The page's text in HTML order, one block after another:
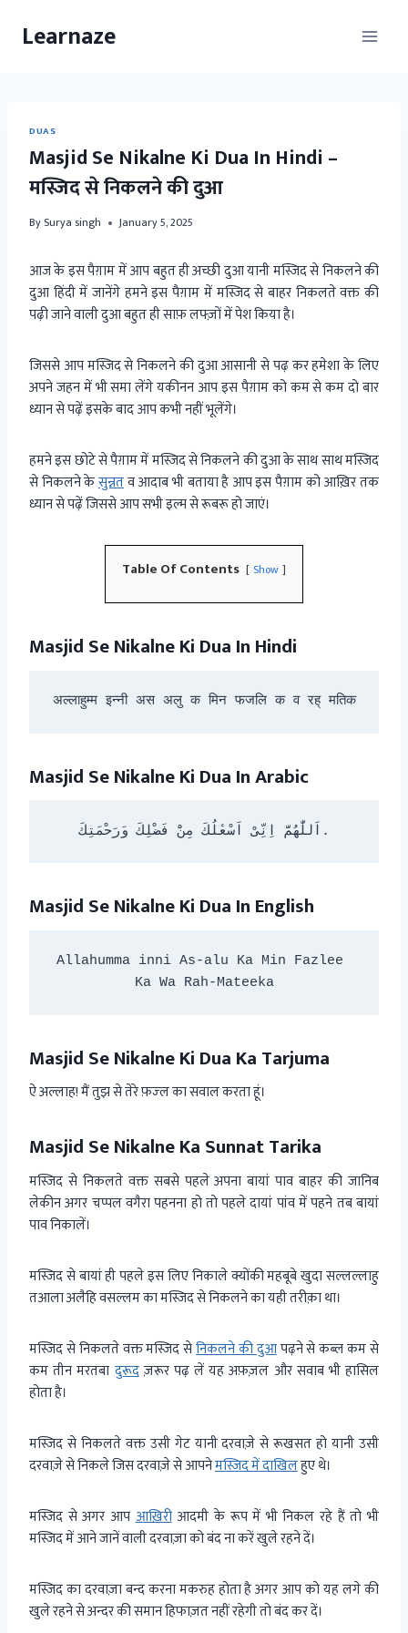
Learnaze
DUAS
Masjid Se Nikalne Ki Dua In Hindi –
मस्जिद से निकलने की दुआ
By Surya singh January 5, 2025
आज के इस पैग़ाम में आप बहुत ही अच्छी दुआ यानी मस्जिद से निकलने की
दुआ हिंदी में जानेंगे हमने इस पैग़ाम में मस्जिद से बाहर निकलते वक्त की
पढ़ी जाने वाली दुआ बहुत ही साफ़ लफ्ज़ों में पेश किया है।
जिससे आप मस्जिद से निकलने की दुआ आसानी से पढ़ कर हमेशा के लिए
अपने जहन में भी समा लेंगे यकीनन आप इस पैग़ाम को कम से कम दो बार
ध्यान से पढ़ें इसके बाद आप कभी नहीं भूलेंगे।
हमने इस छोटे से पैग़ाम में मस्जिद से निकलने की दुआ के साथ साथ मस्जिद
से निकलने केसुन्नतव आदाब भी बताया है आप इस पैग़ाम को आख़िर तक
ध्यान से पढ़ें जिससे आप सभी इल्म से रूबरू हो जाएं।
Table Of Contents Show
Masjid Se Nikalne Ki Dua In Hindi
अल्लाहुम्म इन्नी अस अलु क मिन फजलि क व रह् मतिक
Masjid Se Nikalne Ki Dua In Arabic
اَللّٰهُمَّ اِنِّىْ اَسْعٔلُكَ مِنَْ فَضْلِكَ وَرَحْمَتِكَ.
Masjid Se Nikalne Ki Dua In English
Allahumma inni As-alu Ka Min Fazlee
Ka Wa Rah-Mateeka
Masjid Se Nikalne Ki Dua Ka Tarjuma
ऐ अल्लाह! मैं तुझ से तेरे फ़ज्ल का सवाल करता हूं।
Masjid Se Nikalne Ka Sunnat Tarika
मस्जिद से निकलते वक्त सबसे पहले अपना बायां पाव बाहर की जानिब
लेकीन अगर चप्पल वगैरा पहनना हो तो पहले दायां पांव में पहने तब बायां
पाव निकालें।
मस्जिद से बायां ही पहले इस लिए निकाले क्योंकी महबूबे खुदा सल्लल्लाहु
तआला अलैहि वसल्लम का मस्जिद से निकलने का यही तरीक़ा था।
मस्जिद से निकलते वक्त मस्जिद सेनिकलने की दुआपढ़ने से कब्ल कम से
कम तीन मरतबादुरूदज़रूर पढ़ लें यह अफ़ज़ल और सवाब भी हासिल
होता है।
मस्जिद से निकलते वक्त उसी गेट यानी दरवाज़े से रूखसत हो यानी उसी
दरवाज़े से निकले जिस दरवाज़े से आपनेमस्जिद में दाखिलहुए थे।
मस्जिद से अगर आपआख़िरीआदमी के रूप में भी निकल रहे हैं तो भी
मस्जिद में आने जानें वाली दरवाज़ा को बंद ना करें खुले रहने दें।
मस्जिद का दरवाज़ा बन्द करना मकरुह होता है अगर आप को यह लगे की
खुले रहने से अन्दर की समान हिफाज़त नहीं रहेगी तो बंद कर दें।